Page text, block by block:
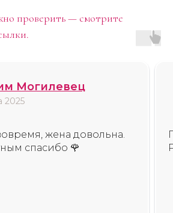
проверить — смотрите
Могилевец
2025
жена довольна.
спасибо 🌹